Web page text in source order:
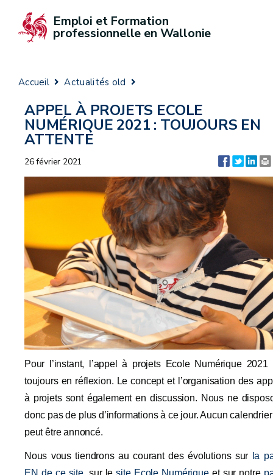
Emploi et Formation
professionnelle en Wallonie
Accueil Actualités old
APPEL À PROJETS ECOLE
NUMÉRIQUE 2021 : TOUJOURS EN
ATTENTE
26 février 2021
Pour l’instant, l’appel à projets Ecole Numérique 2021
toujours en réflexion. Le concept et l’organisation des
à projets sont également en discussion. Nous ne
donc pas de plus d’informations à ce jour. Aucun
peut être annoncé.
Nous vous tiendrons au courant des évolutions sur la
EN de ce site, sur lesite Ecole Numériqueet sur notre